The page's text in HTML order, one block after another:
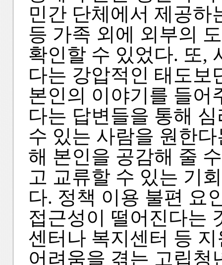
민간 단체에서 제공하
등 가족 외에 외부의
확인할 수 있었다. 또,
다는 강압적인 태도보
본인의 이야기를 들어
다는 답변들을 통해
수 있는 사람을 원한
해 본인을 공감해 줄
고 교류할 수 있는 기
다. 정책 이용 불편 요
접근성이 떨어진다는
센터나 복지센터 등
어려움을 겪는 고립청